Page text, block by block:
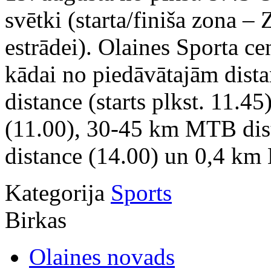
svētki (starta/finiša zona –
estrādei). Olaines Sporta
kādai no piedāvātajām
distance (starts plkst.
(11.00), 30-45 km MTB
distance (14.00) un 0,4 km
Kategorija Sports
Birkas
Olaines novads